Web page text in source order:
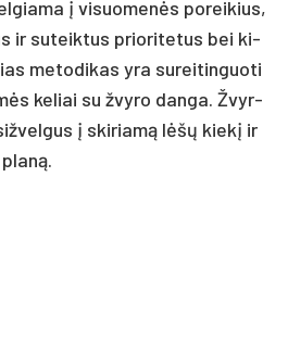
į vi­suo­me­nės po­rei­kius,
ir su­teik­tus prio­ri­te­tus bei ki­
me­to­di­kas yra su­rei­tin­guo­ti
ke­liai su žvy­ro dan­ga. Žvyr­
į ski­ria­mą lė­šų kie­kį ir